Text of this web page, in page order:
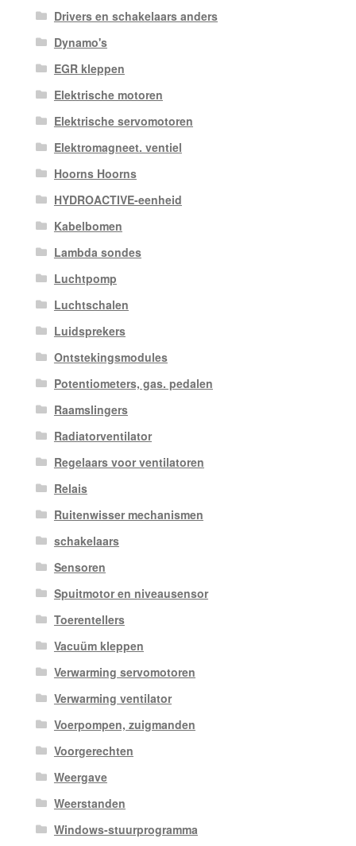
Drivers en schakelaars anders
Dynamo's
EGR kleppen
Elektrische motoren
Elektrische servomotoren
Elektromagneet. ventiel
Hoorns Hoorns
HYDROACTIVE-eenheid
Kabelbomen
Lambda sondes
Luchtpomp
Luchtschalen
Luidsprekers
Ontstekingsmodules
Potentiometers, gas. pedalen
Raamslingers
Radiatorventilator
Regelaars voor ventilatoren
Relais
Ruitenwisser mechanismen
schakelaars
Sensoren
Spuitmotor en niveausensor
Toerentellers
Vacuüm kleppen
Verwarming servomotoren
Verwarming ventilator
Voerpompen, zuigmanden
Voorgerechten
Weergave
Weerstanden
Windows-stuurprogramma